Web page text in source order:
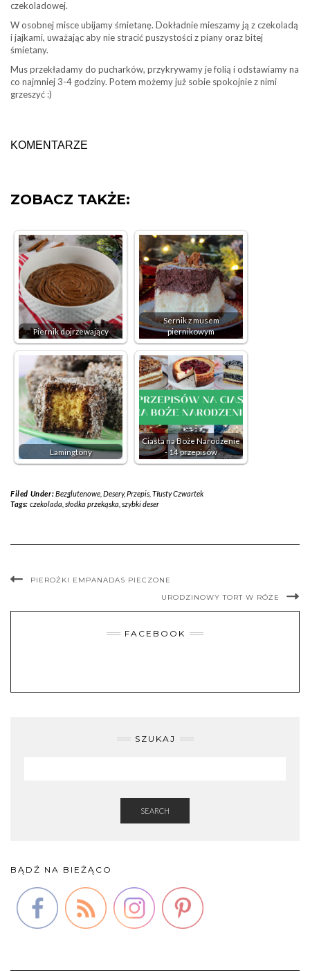
czekoladowej.
W osobnej misce ubijamy śmietanę. Dokładnie mieszamy ją z czekoladą
i jajkami, uważając aby nie stracić puszystości z piany oraz bitej
śmietany.
Mus przekładamy do pucharków, przykrywamy je folią i odstawiamy na
co najmniej 3-4 godziny. Potem możemy już sobie spokojnie z nimi
grzeszyć :)
KOMENTARZE
ZOBACZ TAKŻE:
Piernik dojrzewający
Sernik z musem
piernikowym
Lamingtony
Ciasta na Boże Narodzenie
- 14 przepisów
Filed Under:Bezglutenowe, Desery,Przepis, Tłusty Czwartek
Tags: czekolada słodka przekąska szybki deser
PIEROŻKI EMPANADAS PIECZONE
URODZINOWY TORT W RÓŻE
FACEBOOK
SZUKAJ
SEARCH
BĄDŹ NA BIEŻĄCO